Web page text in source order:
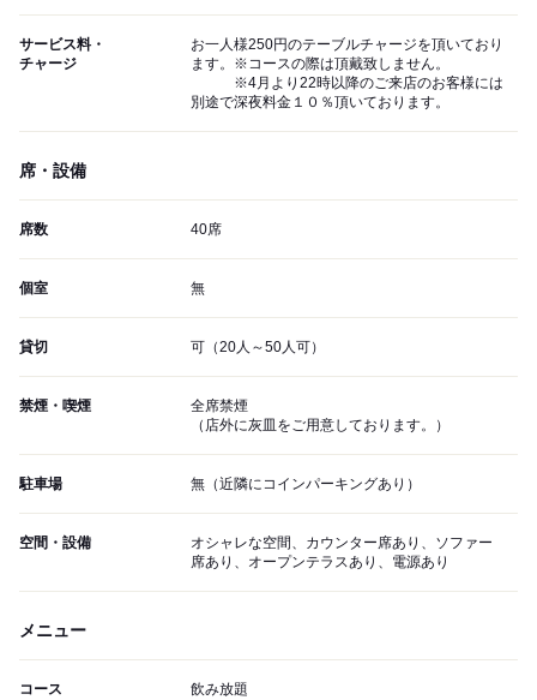
サービス料・
チャージ
お一人様250円のテーブルチャージを頂いており
ます。※コースの際は頂戴致しません。
※4月より22時以降のご来店のお客様には
別途で深夜料金１０％頂いております。
席・設備
席数 40席
個室 無
貸切 可（20人～50人可）
禁煙・喫煙
全席禁煙
（店外に灰皿をご用意しております。）
駐車場 無（近隣にコインパーキングあり）
空間・設備
オシャレな空間、カウンター席あり、ソファー
席あり、オープンテラスあり、電源あり
メニュー
コース 飲み放題